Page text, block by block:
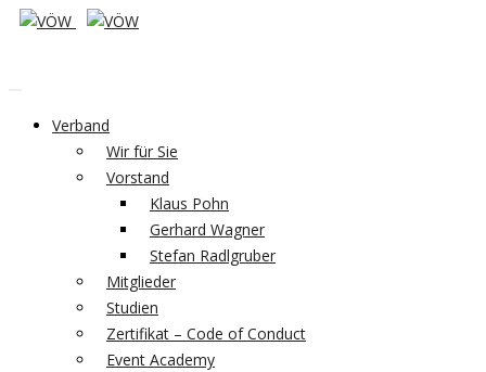
Verband
Wir für Sie
Vorstand
Klaus Pohn
Gerhard Wagner
Stefan Radlgruber
Mitglieder
Studien
Zertifikat – Code of Conduct
Event Academy